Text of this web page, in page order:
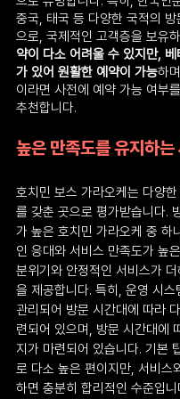
중국, 태국 등 다양한 국적의
으로, 국제적인 고객층을 보유
약이 다소 어려울 수 있지만, 베
가 있어 원활한 예약이 가능하
이라면 사전에 예약 가능 여부
추천합니다.
높은 만족도를 유지하는
호치민 보스 가라오케는 다양한
를 갖춘 곳으로 평가받습니다.
가 높은 호치민 가라오케 중 하
인 응대와 서비스 만족도가 높
분위기와 안정적인 서비스가
을 제공합니다. 특히, 운영 시스
관리되어 방문 시간대에 따라
련되어 있으며, 방문 시간대에
지가 마련되어 있습니다. 기본
로 다소 높은 편이지만, 서비스
하면 충분히 합리적인 수준입